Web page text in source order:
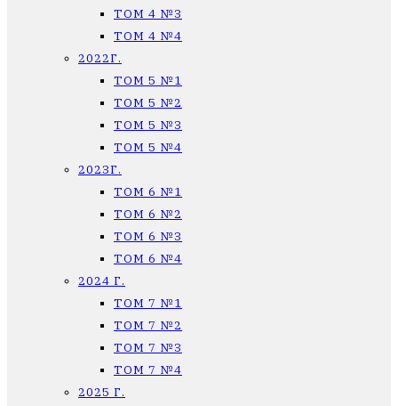
ТОМ 4 №3
ТОМ 4 №4
2022Г.
ТОМ 5 №1
ТОМ 5 №2
ТОМ 5 №3
ТОМ 5 №4
2023Г.
ТОМ 6 №1
ТОМ 6 №2
ТОМ 6 №3
ТОМ 6 №4
2024 Г.
ТОМ 7 №1
ТОМ 7 №2
ТОМ 7 №3
ТОМ 7 №4
2025 Г.